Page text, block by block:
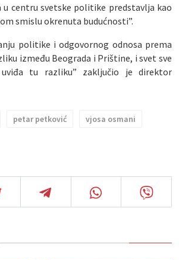
u centru svetske politike predstavlja kao
smislu okrenuta budućnosti”.
politike i odgovornog odnosa prema
između Beograda i Prištine, i svet sve
tu razliku” zaključio je direktor
petar petković vjosa osmani